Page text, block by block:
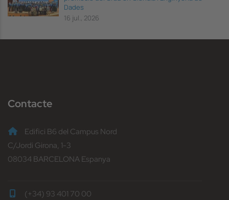
Dades
16 jul., 2026
Contacte
Edifici B6 del Campus Nord
C/Jordi Girona, 1-3
08034 BARCELONA Espanya
(+34) 93 401 70 00